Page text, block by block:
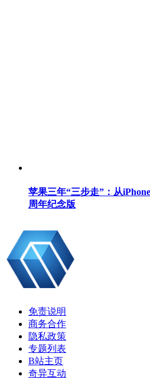
苹果三年“三步走”：从
周年纪念版
免责说明
商务合作
隐私政策
专题列表
B站主页
奇异互动